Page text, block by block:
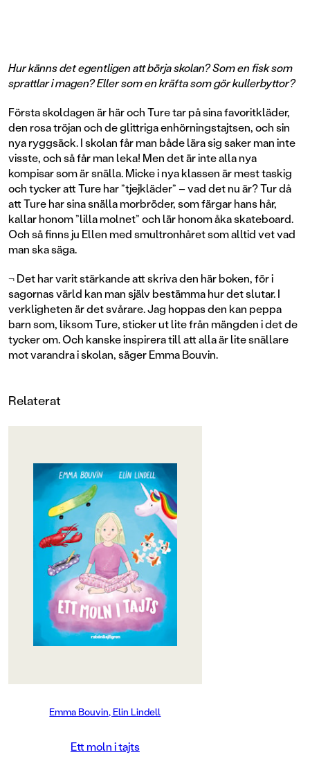
Hur känns det egentligen att börja skolan? Som en fisk som
sprattlar i magen? Eller som en kräfta som gör kullerbyttor?
Första skoldagen är här och Ture tar på sina favoritkläder,
den rosa tröjan och de glittriga enhörningstajtsen, och sin
nya ryggsäck. I skolan får man både lära sig saker man inte
visste, och så får man leka! Men det är inte alla nya
kompisar som är snälla. Micke i nya klassen är mest taskig
och tycker att Ture har ”tjejkläder” – vad det nu är? Tur då
att Ture har sina snälla morbröder, som färgar hans hår,
kallar honom ”lilla molnet” och lär honom åka skateboard.
Och så finns ju Ellen med smultronhåret som alltid vet vad
man ska säga.
¬ Det har varit stärkande att skriva den här boken, för i
sagornas värld kan man själv bestämma hur det slutar. I
verkligheten är det svårare. Jag hoppas den kan peppa
barn som, liksom Ture, sticker ut lite från mängden i det de
tycker om. Och kanske inspirera till att alla är lite snällare
mot varandra i skolan, säger Emma Bouvin.
Relaterat
OM BOKEN
"... en viktig bok som skickligt
balanserar underhållande läsning
samtidigt som den hanterar ett
viktigt ämne. Lindells
illustrationer är härliga, roliga och
pricksäkra. En högläsningspärla för
lågstadiet! Helhetsbetyg 5/5." BTJ
Hur känns det egentligen att börja
skolan? Som en fisk som sprattlar i
magen? Eller som en kräfta som gör
kullerbyttor? Första skoldagen är
här och Ture tar på sina
sin nya ryggsäck. I skolan får man
och så får man leka! Men det är inte
Micke i nya klassen är mest taskig
och tycker att Ture har ”tjejkläder”
Emma Bouvin, Elin Lindell
Ett moln i tajts